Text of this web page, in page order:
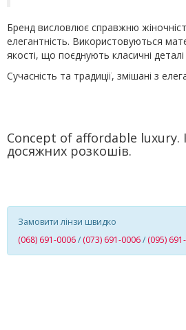
Бренд висловлює справжню
елегантність. Використовуються
якості, що поєднують класичні
Сучасність та традиції, змішані з
Concept of affordable luxury.
досяжних розкошів.
Замовити лінзи швидко
(068) 691-0006/ (073) 691-0006/ (095)